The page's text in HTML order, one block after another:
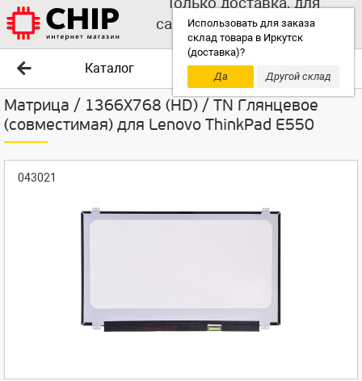
Использовать для заказа
склад товара в Иркутск
(доставка)?
Да
Другой склад
самовывоза выбирайте
другой склад!
Каталог
Матрица / 1366X768 (HD) / TN Глянцевое
(совместимая) для Lenovo ThinkPad E550
043021